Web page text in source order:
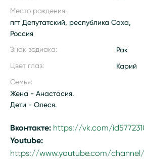
Место рождения:
пгт Депутатский, республика Саха,
Россия
Знак зодиака: Рак
Цвет глаз: Карий
Семья:
Жена - Анастасия.
Дети - Олеся.
Вконтакте: https://vk.com/
Youtube:
https://www.youtube.com/channel/